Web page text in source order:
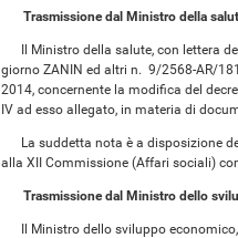
Trasmissione dal Ministro della
Il Ministro della salute, con lettera
giorno ZANIN ed altri n. 9/2568-AR/
2014, concernente la modifica del
IV ad esso allegato, in materia di
La suddetta nota è a disposizione
alla XII Commissione (Affari sociali)
Trasmissione dal Ministro dello
Il Ministro dello sviluppo economico,